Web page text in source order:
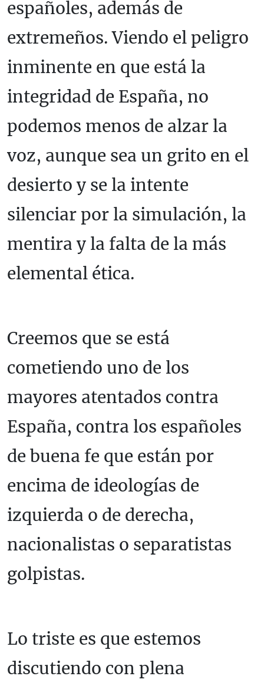
españoles, además de
extremeños. Viendo el peligro
inminente en que está la
integridad de España, no
podemos menos de alzar la
voz, aunque sea un grito en el
desierto y se la intente
silenciar por la simulación, la
mentira y la falta de la más
elemental ética.
Creemos que se está
cometiendo uno de los
mayores atentados contra
España, contra los españoles
de buena fe que están por
encima de ideologías de
izquierda o de derecha,
nacionalistas o separatistas
golpistas.
Lo triste es que estemos
discutiendo con plena